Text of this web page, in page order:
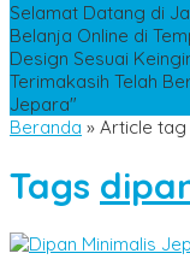
Selamat Datang di
Belanja Online di
Design Sesuai
Terimakasih Telah
Jepara"
Beranda » Article tag
Tags